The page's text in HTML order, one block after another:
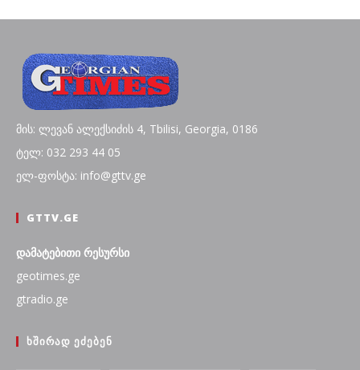
მის: ლევან ალექსიძის 4, Tbilisi, Georgia, 0186
ტელ: 032 293 44 05
ელ-ფოსტა: info@gttv.ge
GTTV.GE
დამატებითი რესურსი
geotimes.ge
gtradio.ge
ᲮᲨᲘᲠᲐᲓ ᲔᲫᲔᲑᲔᲜ